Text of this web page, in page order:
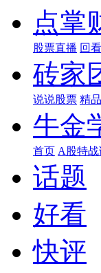
点掌
股票直播 回看
砖家
说说股票 精
牛金
首页 A股特战
话题
好看
快评